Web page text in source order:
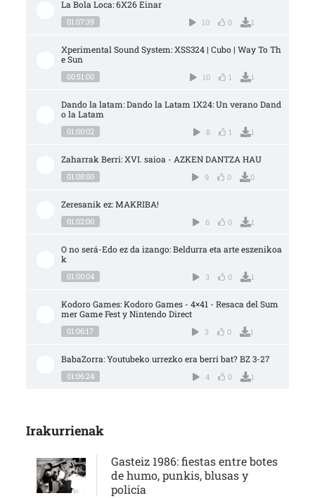
La Bola Loca: 6X26 Einar
01:07:39 10 0 1
Xperimental Sound System: XSS324 | Cubo | Way To Th
e Sun
00:51:00 10 1 1
Dando la latam: Dando la Latam 1X24: Un verano Dand
o la Latam
01:00:02 8 1 1
Zaharrak Berri: XVI. saioa - AZKEN DANTZA HAU
01:08:00 9 0 0
Zeresanik ez: MAKRIBA!
01:02:00 6 0 1
O no será-Edo ez da izango: Beldurra eta arte eszenikoa
k
01:00:04 3 0 1
Kodoro Games: Kodoro Games - 4×41 - Resaca del Sum
mer Game Fest y Nintendo Direct
01:06:17 3 0 1
BabaZorra: Youtubeko urrezko era berri bat? BZ 3-27
01:06:24 4 0 1
Irakurrienak
Gasteiz 1986: fiestas entre botes
de humo, punkis, blusas y
policía